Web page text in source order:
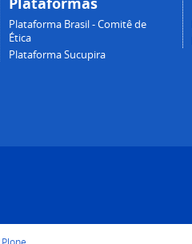
Plataforma Brasil - Comitê de
Ética
Plataforma Sucupira
Plone